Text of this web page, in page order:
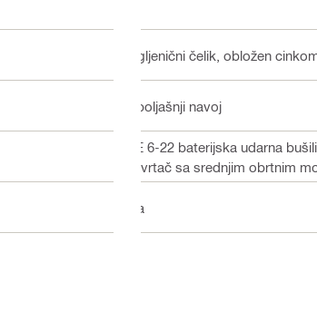
Ugljenični čelik, obložen
Spoljašnji navoj
TE 6-22 baterijska udarna
zavrtač sa srednjim obrtnim
Da